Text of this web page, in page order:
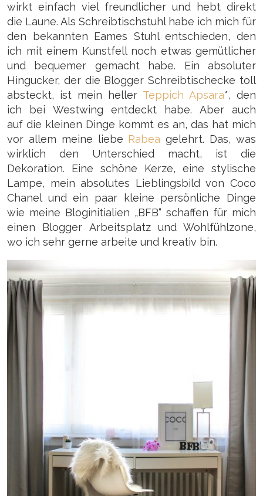
wirkt einfach viel freundlicher und hebt direkt
die Laune. Als Schreibtischstuhl habe ich mich für
den bekannten Eames Stuhl entschieden, den
ich mit einem Kunstfell noch etwas gemütlicher
und bequemer gemacht habe. Ein absoluter
Hingucker, der die Blogger Schreibtischecke toll
absteckt, ist mein heller Teppich Apsara*, den
ich bei Westwing entdeckt habe. Aber auch
auf die kleinen Dinge kommt es an, das hat mich
vor allem meine liebe Rabea gelehrt. Das, was
wirklich den Unterschied macht, ist die
Dekoration. Eine schöne Kerze, eine stylische
Lampe, mein absolutes Lieblingsbild von Coco
Chanel und ein paar kleine persönliche Dinge
wie meine Bloginitialien „BFB“ schaffen für mich
einen Blogger Arbeitsplatz und Wohlfühlzone,
wo ich sehr gerne arbeite und kreativ bin.